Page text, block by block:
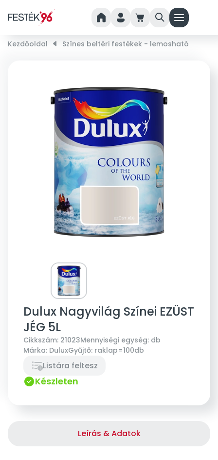
home person cart search menu
Kezdőoldal right_small Színes beltéri festékek - lemosható
Dulux Nagyvilág Színei EZÜST
JÉG 5L
Cikkszám: 21023Mennyiségi egység: db
Márka: DuluxGyűjtő: raklap=100db
Listára feltesz
Készleten
Leírás & Adatok